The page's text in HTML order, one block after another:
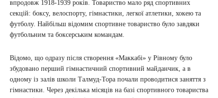
впродовж 1918-1939 років. Товариство мало ряд спортивних
секцій: боксу, велоспорту, гімнастики, легкої атлетики, хокею та
футболу. Найбільш відомим спортивне товариство було завдяки
футбольним та боксерським командам.
Відомо, що одразу після створення «Маккабі» у Рівному було
збудовано перший гімнастичний спортивний майданчик, а в
одному із залів школи Талмуд-Тора почали проводитися заняття з
гімнастики. Через декілька місяців на базі спортивного товариства